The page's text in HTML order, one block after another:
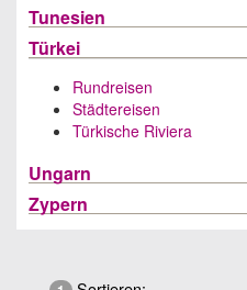
Tunesien
Türkei
Rundreisen
Städtereisen
Türkische Riviera
Ungarn
Zypern